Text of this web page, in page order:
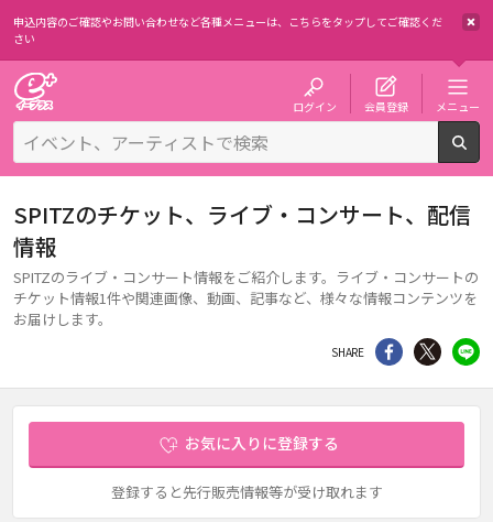
申込内容のご確認やお問い合わせなど各種メニューは、 こちらをタップしてご確認くだ
さい
ログイン 会員登録 メニュー
SPITZのチケット、ライブ・コンサート、配信
情報
SPITZのライブ・コンサート情報をご紹介します。ライブ・コンサートの
チケット情報1件や関連画像、動画、記事など、様々な情報コンテンツを
お届けします。
SHARE シェア Twitter
お気に入りに登録する
登録すると先行販売情報等が受け取れます